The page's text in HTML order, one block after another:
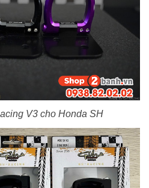
V3 cho Honda SH